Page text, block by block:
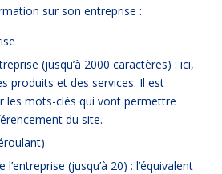
sur son entreprise :
(jusqu’à 2000 caractères) : ici,
produits et des services. Il est
les mots-clés qui vont permettre
du site.
l’entreprise (jusqu’à 20) : l’équivalent